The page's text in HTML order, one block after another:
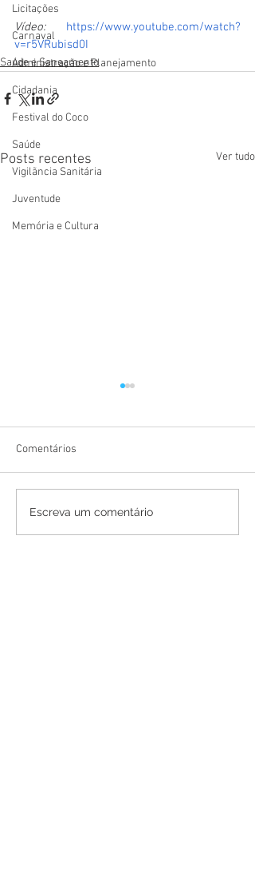
Licitações
Carnaval
Administração e Planejamento
Cidadania
Festival do Coco
Saúde
Vigilãncia Sanitária
Juventude
Memória e Cultura
Vídeo:
https://www.youtube.com/watch?
v=r5VRubisd0I
Saúde e Saneamento
Posts recentes Ver tudo
Prefeitura de Mâncio Lima
assina ordens de serviço
Comentários
Escreva um comentário